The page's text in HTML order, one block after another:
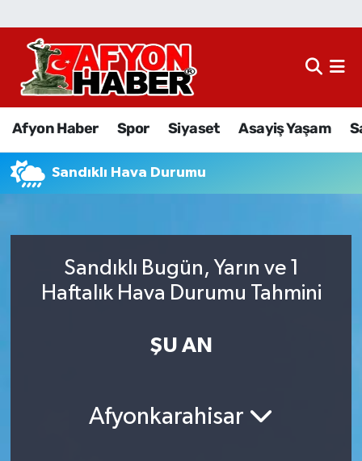
Afyon Haber Spor Siyaset Asayiş Yaşam
Sandıklı Hava Durumu
Sandıklı Bugün, Yarın ve 1
Haftalık Hava Durumu Tahmini
ŞU AN
Afyonkarahisar
Afyon Haber
Asayiş Yaşam
Eğitim